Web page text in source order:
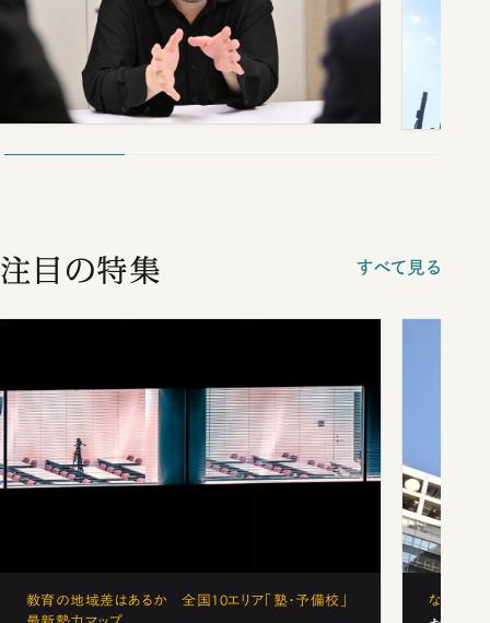
注目の特集 すべて見る
教育の地域差はあるか 全国10エリア「塾・予備校」
なぜ「フ